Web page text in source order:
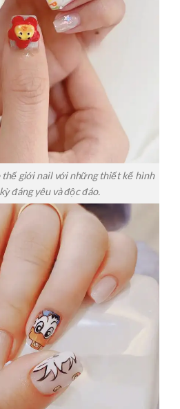
giới nail với những thiết kế hình
đáng yêu và độc đáo.